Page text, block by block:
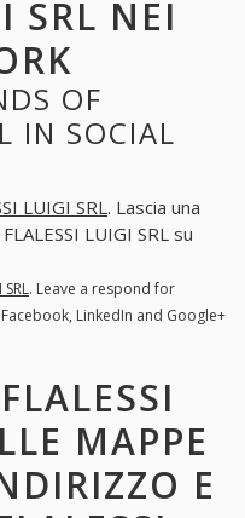
SRL NEI
OF
IN SOCIAL
LUIGI SRL . Lascia una
FLALESSI LUIGI SRL su
SRL. Leave a respond for
Facebook, LinkedIn and Google+
MAPPE
E